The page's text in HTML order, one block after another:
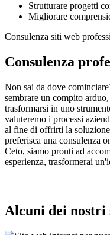
Strutturare progetti
Migliorare
Consulenza siti web
Consulenza
Non sai da dove
sembrare un compito
trasformarsi in uno
valuteremo i processi
al fine di offrirti la
preferisca una consulenza
Ceto, siamo pronti ad
esperienza, trasformerai
Alcuni dei nostri